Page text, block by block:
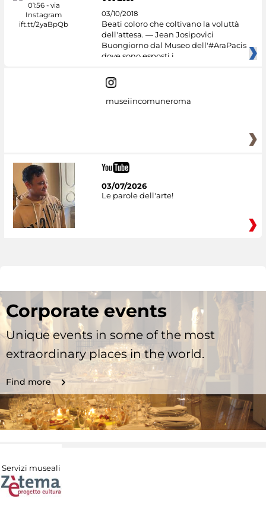
03/10/2018
Beati coloro che coltivano la voluttà
dell'attesa. — Jean Josipovici
Buongiorno dal Museo dell'#AraPacis
dove sono esposti i
museiincomuneroma
03/07/2026
Le parole dell'arte!
Corporate events
Unique events in some of the most
extraordinary places in the world.
Find more
Servizi museali